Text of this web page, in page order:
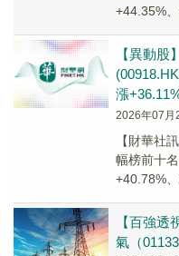
+44.35%
【異動
漲
2026年07月
【財華社
幅榜前十
+40.78%
【百強
氣（